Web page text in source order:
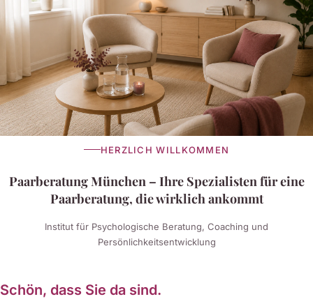
HERZLICH WILLKOMMEN
Paarberatung München – Ihre Spezialisten für eine
Paarberatung, die wirklich ankommt
Institut für Psychologische Beratung, Coaching und
Persönlichkeitsentwicklung
Schön, dass Sie da sind.